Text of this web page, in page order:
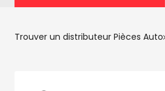
Trouver un distributeur Pièces Auto